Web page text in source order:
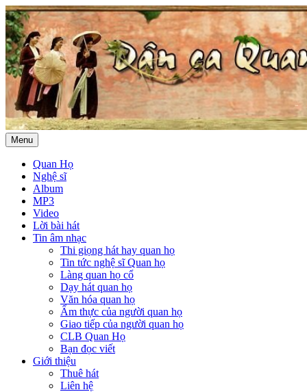
Menu
Quan Họ
Nghệ sĩ
Album
MP3
Video
Lời bài hát
Tin âm nhạc
Thi giọng hát hay quan họ
Tin tức nghệ sĩ Quan họ
Làng quan họ cổ
Dạy hát quan họ
Văn hóa quan họ
Ẩm thực của người quan họ
Giao tiếp của người quan họ
CLB Quan Họ
Bạn đọc viết
Giới thiệu
Thuê hát
Liên hệ